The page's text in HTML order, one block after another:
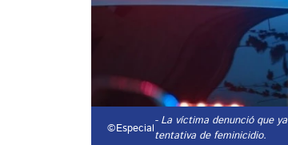
©Especial- La víctima denunció que
tentativa de feminicidio.